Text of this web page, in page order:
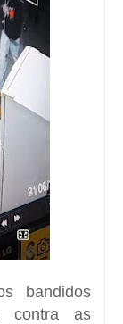
bandidos
contra as